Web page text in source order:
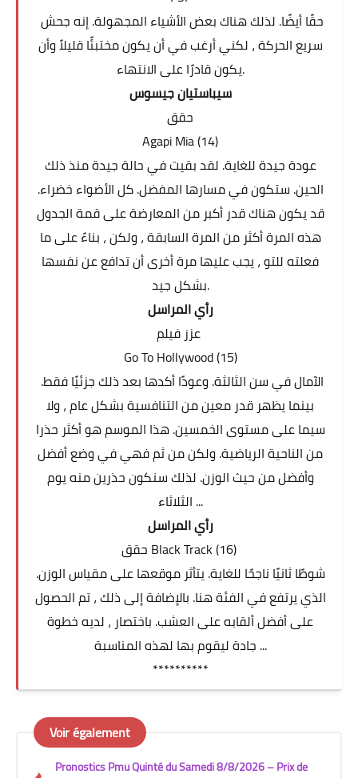
سريع الحركة ، لكني أرغب في أن يكون مختبئًا قليلاً وأن
يكون قادرًا على الانتهاء.
سيباستيان جيسوس
حقق
Agapi Mia (14)
عودة جيدة للغاية. لقد بقيت في حالة جيدة منذ ذلك
الحين. ستكون في مسارها المفضل. كل الأضواء خضراء.
قد يكون هناك قدر أكبر من المعارضة على قمة الجدول
هذه المرة أكثر من المرة السابقة ، ولكن ، بناءً على ما
فعلته للتو ، يجب عليها مرة أخرى أن تدافع عن نفسها
بشكل جيد.
رأي المراسل
Go To Hollywood (15)
بينما يظهر قدر معين من التنافسية بشكل عام ، ولا
سيما على مستوى الخمسين. هذا الموسم هو أكثر حذرا
من الناحية الرياضية. ولكن من ثم فهي في وضع أفضل
وأفضل من حيث الوزن. لذلك سنكون حذرين منه يوم
الثلاثاء ...
رأي المراسل
Black Track (16)
شوطًا ثانيًا ناجحًا للغاية. يتأثر موقعها على مقياس الوزن.
الذي يرتفع في الفئة هنا. بالإضافة إلى ذلك ، تم الحصول
على أفضل ألقابه على العشب. باختصار ، لديه خطوة
جادة ليقوم بها لهذه المناسبة ...
**********
Voir également
Pronostics Pmu Quinté du Samedi 8/8/2026 – Prix de